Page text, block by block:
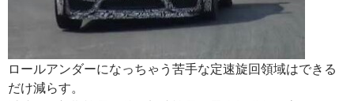
ロールアンダーになっちゃう苦手な定速旋回領域はできる
だけ減らす。